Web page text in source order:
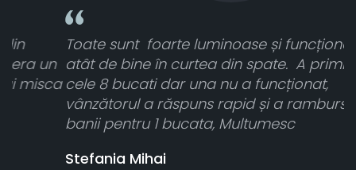
Stefania Mihai
Toate sunt foarte luminoase și funcționează
atât de bine în curtea din spate. A primit toate
cele 8 bucati dar una nu a funcționat,
vânzătorul a răspuns rapid și a rambursat
banii pentru 1 bucata, Multumesc